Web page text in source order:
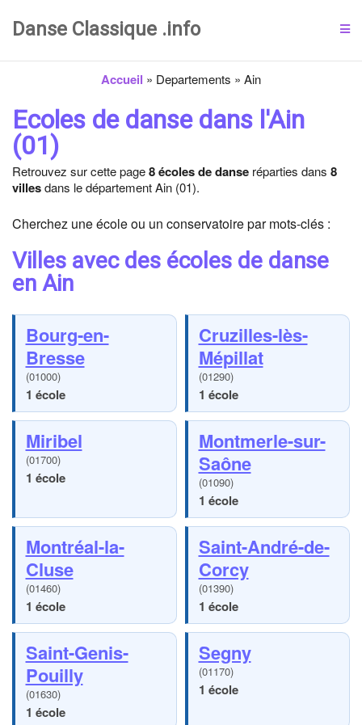
Danse Classique .info
Accueil » Departements » Ain
Ecoles de danse dans l'Ain
(01)
Retrouvez sur cette page8 écoles de danse réparties dans 8
villesdans le département Ain (01).
Cherchez une école ou un conservatoire par mots-clés :
Villes avec des écoles de danse
en Ain
Bourg-en-
Bresse
(01000)
1 école
Cruzilles-lès-
Mépillat
(01290)
1 école
Miribel
(01700)
1 école
Montmerle-sur-
Saône
(01090)
1 école
Montréal-la-
Cluse
(01460)
1 école
Saint-André-de-
Corcy
(01390)
1 école
Saint-Genis-
Pouilly
(01630)
1 école
Segny
(01170)
1 école